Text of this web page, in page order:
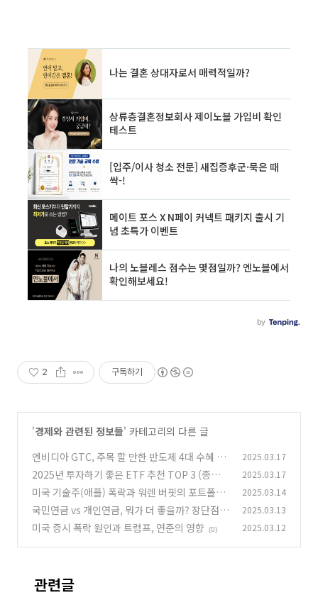
2 구독하기
'경제와 관련된 정보들' 카테고리의 다른 글
엔비디아 GTC, 주목 할 만한 반도체 4대 수혜 기
업 (0)
2025.03.17
2025년 투자하기 좋은 ETF 추천 TOP 3 (종류별
비교 분석) (0)
2025.03.17
미국 기술주(애플) 폭락과 워렌 버핏의 포트폴리
오~!
(0)
2025.03.14
국민연금 vs 개인연금, 뭐가 더 좋을까? 장단점
비교 및 선택 가이드
(0)
2025.03.13
미국 증시 폭락 원인과 트럼프, 연준의 영향 (0) 2025.03.12
관련글